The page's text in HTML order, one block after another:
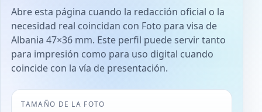
Abre esta página cuando la redacción oficial o la
necesidad real coincidan con Foto para visa de
Albania 47×36 mm. Este perfil puede servir tanto
para impresión como para uso digital cuando
coincide con la vía de presentación.
TAMAÑO DE LA FOTO